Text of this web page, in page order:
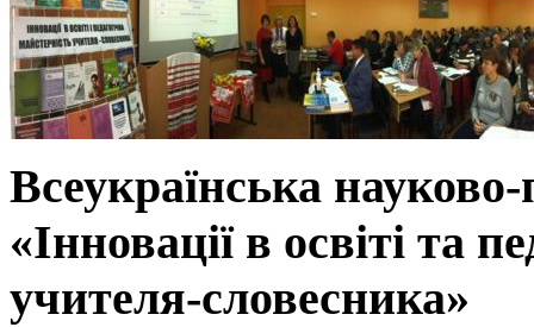
Всеукраїнська
«Інновації в освіті та
учителя-словесника»